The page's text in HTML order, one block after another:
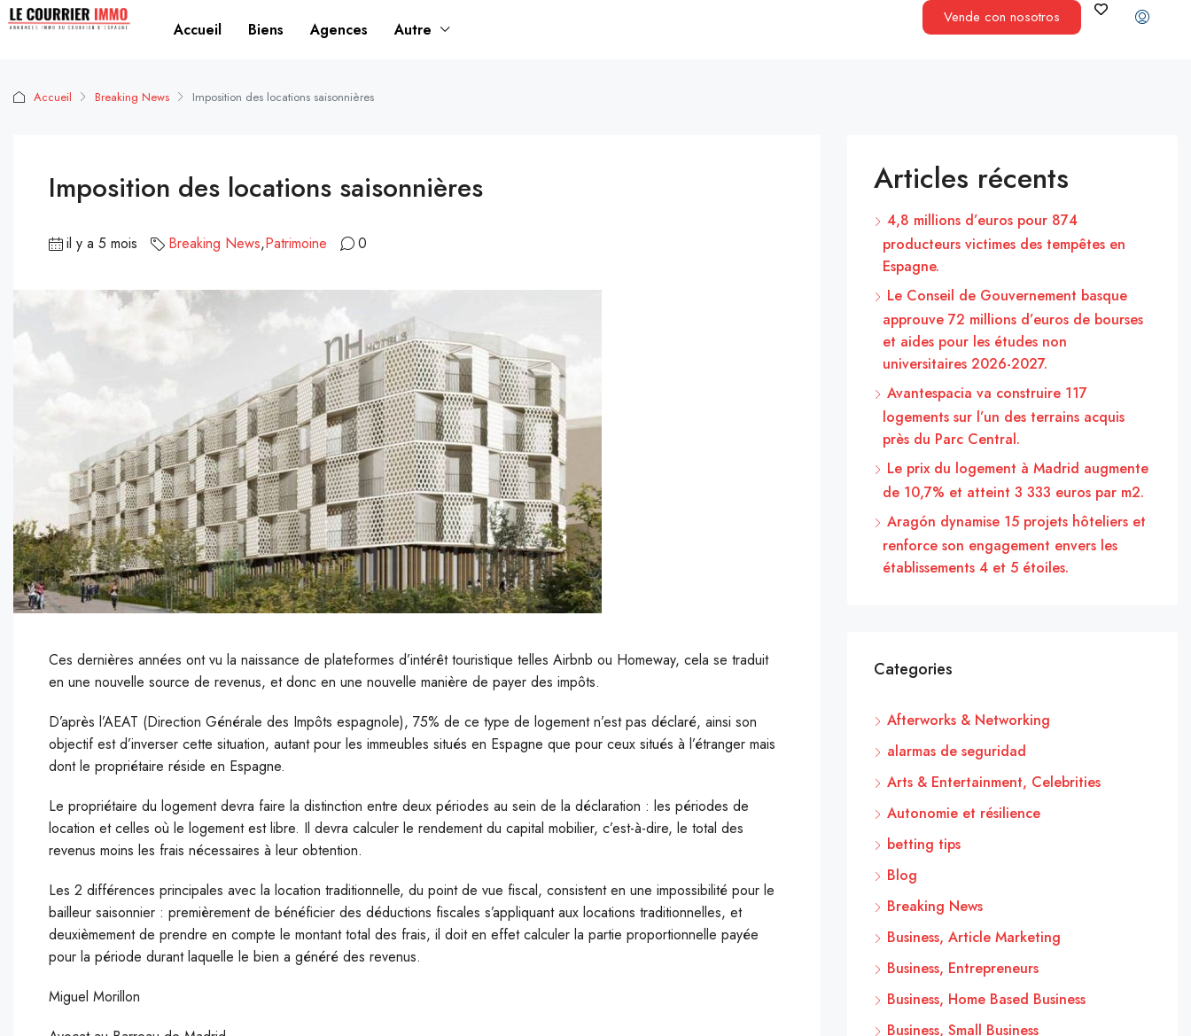
Accueil Biens Agences Autre
Vende con nosotros
Accueil Breaking News Imposition des locations saisonnières
Imposition des locations saisonnières
il y a 5 mois Breaking News,Patrimoine 0
Ces dernières années ont vu la naissance de plateformes d’intérêt touristique telles Airbnb ou Homeway, cela se traduit
en une nouvelle source de revenus, et donc en une nouvelle manière de payer des impôts.
D’après l’AEAT (Direction Générale des Impôts espagnole), 75% de ce type de logement n’est pas déclaré, ainsi son
objectif est d’inverser cette situation, autant pour les immeubles situés en Espagne que pour ceux situés à l’étranger mais
dont le propriétaire réside en Espagne.
Le propriétaire du logement devra faire la distinction entre deux périodes au sein de la déclaration : les périodes de
location et celles où le logement est libre. Il devra calculer le rendement du capital mobilier, c’est-à-dire, le total des
revenus moins les frais nécessaires à leur obtention.
Les 2 différences principales avec la location traditionnelle, du point de vue fiscal, consistent en une impossibilité pour le
bailleur saisonnier : premièrement de bénéficier des déductions fiscales s’appliquant aux locations traditionnelles, et
deuxièmement de prendre en compte le montant total des frais, il doit en effet calculer la partie proportionnelle payée
pour la période durant laquelle le bien a généré des revenus.
Miguel Morillon
Articles récents
4,8 millions d’euros pour 874
producteurs victimes des tempêtes en
Espagne.
Le Conseil de Gouvernement basque
approuve 72 millions d’euros de bourses
et aides pour les études non
universitaires 2026-2027.
Avantespacia va construire 117
logements sur l’un des terrains acquis
près du Parc Central.
Le prix du logement à Madrid augmente
de 10,7% et atteint 3 333 euros par m2.
Aragón dynamise 15 projets hôteliers et
renforce son engagement envers les
établissements 4 et 5 étoiles.
Categories
Afterworks & Networking
alarmas de seguridad
Arts & Entertainment, Celebrities
Autonomie et résilience
betting tips
Blog
Breaking News
Business, Article Marketing
Business, Entrepreneurs
Business, Home Based Business
Business, Small Business